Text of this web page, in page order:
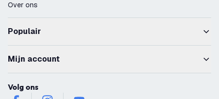
Over ons
Populair
Mijn account
Volg ons